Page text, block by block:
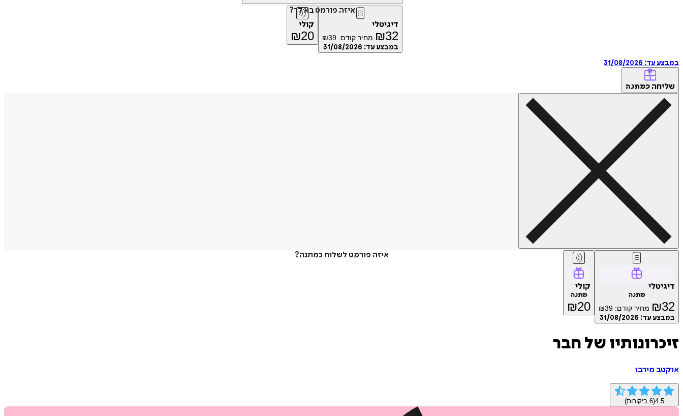
איזה פורמט בא לך?
דיגיטלי
₪32 מחיר קודם: ₪39
במבצע עד: 31/08/2026
קולי
₪20
במבצע עד: 31/08/2026
שליחה כמתנה
איזה פורמט לשלוח כמתנה?
דיגיטלי
מתנה
₪32 מחיר קודם: ₪39
במבצע עד: 31/08/2026
קולי
מתנה
₪20
זיכרונותיו של חבר
אוקטב מירבו
4.5
(
6 ביקורות)